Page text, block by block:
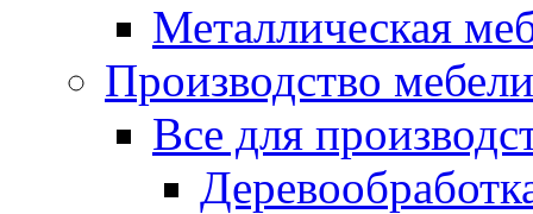
Металлическая
Производство мебели
Все для